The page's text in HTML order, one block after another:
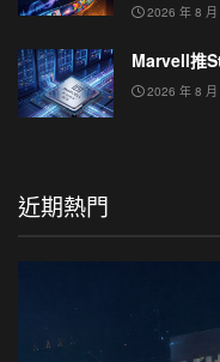
2026 年 8 月
Marvell推
2026 年 8 月
近期熱門